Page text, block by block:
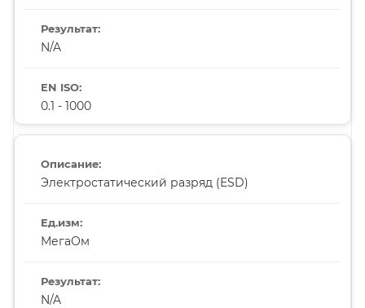
N/A
0.1 - 1000
Электростатический разряд (ESD)
МегаОм
N/A